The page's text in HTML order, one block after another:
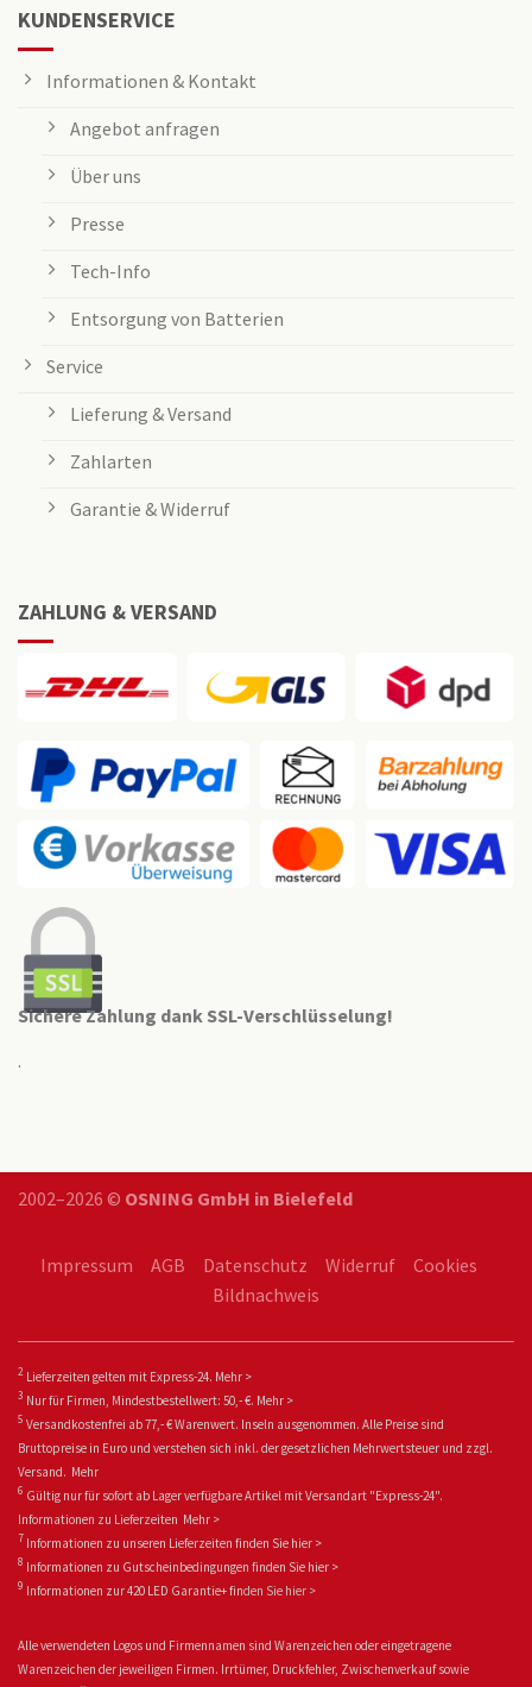
KUNDENSERVICE
Informationen & Kontakt
Angebot anfragen
Über uns
Presse
Tech-Info
Entsorgung von Batterien
Service
Lieferung & Versand
Zahlarten
Garantie & Widerruf
ZAHLUNG & VERSAND
Sichere Zahlung dank SSL-Verschlüsselung!
.
2002–2026 © OSNING GmbH in Bielefeld
Impressum AGB Datenschutz Widerruf
Cookies
Bildnachweis
2 Lieferzeiten gelten mit Express-24. Mehr >
3 Nur für Firmen, Mindestbestellwert: 50,- €. Mehr >
5 Versandkostenfrei ab 77,- € Warenwert. Inseln ausgenommen. Alle Preise sind
Bruttopreise in Euro und verstehen sich inkl. der gesetzlichen Mehrwertsteuer und zzgl.
Versand. Mehr
6 Gültig nur für sofort ab Lager verfügbare Artikel mit Versandart "Express-24".
Informationen zu Lieferzeiten Mehr >
7 Informationen zu unseren Lieferzeiten finden Sie hier >
8 Informationen zu Gutscheinbedingungen finden Sie hier >
9 Informationen zur 420 LED Garantie+ finden Sie hier >
Alle verwendeten Logos und Firmennamen sind Warenzeichen oder eingetragene
Warenzeichen der jeweiligen Firmen. Irrtümer, Druckfehler, Zwischenverkauf sowie